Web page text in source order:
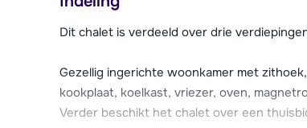
Chalet Les Lions Blancs is modern en
skiberging met skischoendrogers,
zijn er twee parkeerplaatsen.
Dit chalet is verdeeld over drie
Gezellig ingerichte woonkamer met
kookplaat, koelkast, vriezer, oven,
Verder beschikt het chalet over een